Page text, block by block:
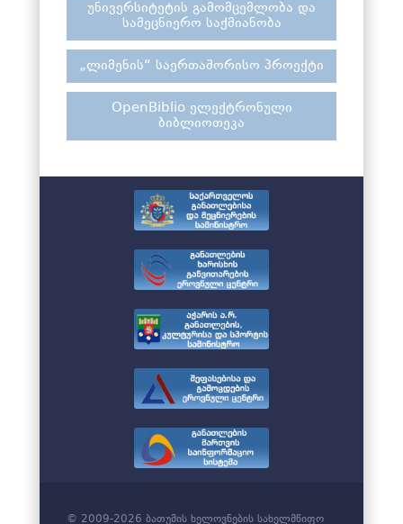
უნივერსიტეტის გამომცემლობა და
სამეცნიერო საქმიანობა
„ლიმენის“ საერთაშორისო პროექტი
OpenBiblio ელექტრონული
ბიბლიოთეკა
© 2009-2026 ბათუმის ხელოვნების სახელმწიფო